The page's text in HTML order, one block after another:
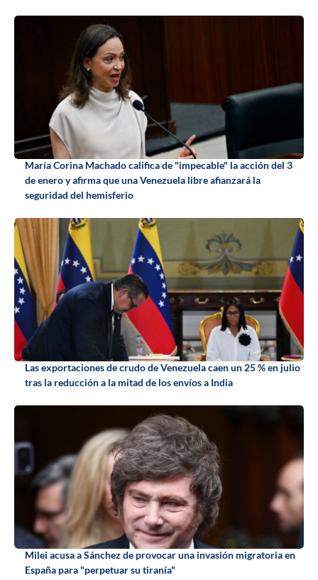
María Corina Machado califica de "impecable" la acción del 3
de enero y afirma que una Venezuela libre afianzará la
seguridad del hemisferio
Las exportaciones de crudo de Venezuela caen un 25 % en julio
tras la reducción a la mitad de los envíos a India
Milei acusa a Sánchez de provocar una invasión migratoria en
España para "perpetuar su tiranía"